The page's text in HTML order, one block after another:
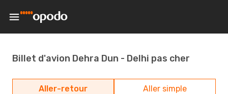
Billet d'avion Dehra Dun - Delhi pas cher
Aller-retour Aller simple